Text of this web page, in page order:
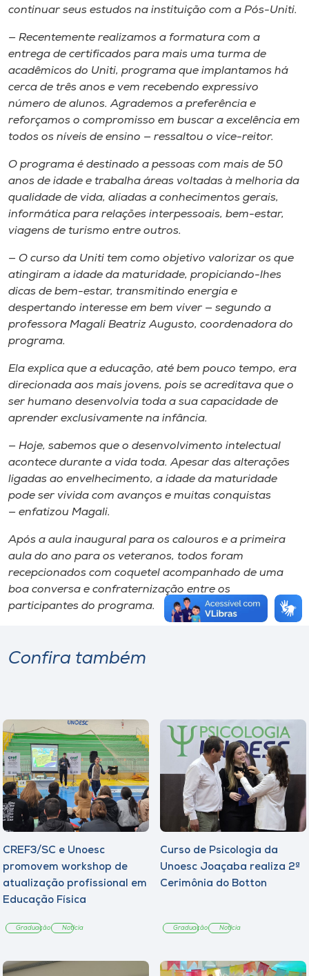
continuar seus estudos na instituição com a Pós-Uniti.
— Recentemente realizamos a formatura com a
entrega de certificados para mais uma turma de
acadêmicos do Uniti, programa que implantamos há
cerca de três anos e vem recebendo expressivo
número de alunos. Agrademos a preferência e
reforçamos o compromisso em buscar a excelência em
todos os níveis de ensino — ressaltou o vice-reitor.
O programa é destinado a pessoas com mais de 50
anos de idade e trabalha áreas voltadas à melhoria da
qualidade de vida, aliadas a conhecimentos gerais,
informática para relações interpessoais, bem-estar,
viagens de turismo entre outros.
— O curso da Uniti tem como objetivo valorizar os que
atingiram a idade da maturidade, propiciando-lhes
dicas de bem-estar, transmitindo energia e
despertando interesse em bem viver — segundo a
professora Magali Beatriz Augusto, coordenadora do
programa.
Ela explica que a educação, até bem pouco tempo, era
direcionada aos mais jovens, pois se acreditava que o
ser humano desenvolvia toda a sua capacidade de
aprender exclusivamente na infância.
— Hoje, sabemos que o desenvolvimento intelectual
acontece durante a vida toda. Apesar das alterações
ligadas ao envelhecimento, a idade da maturidade
pode ser vivida com avanços e muitas conquistas
— enfatizou Magali.
Após a aula inaugural para os calouros e a primeira
aula do ano para os veteranos, todos foram
recepcionados com coquetel acompanhado de uma
boa conversa e confraternização entre os
participantes do programa.
Confira também
CREF3/SC e Unoesc
promovem workshop de
atualização profissional em
Educação Física
Graduação Notícia
Curso de Psicologia da
Unoesc Joaçaba realiza 2ª
Cerimônia do Botton
Graduação Notícia